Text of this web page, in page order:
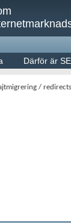
Därför är
/ redirects